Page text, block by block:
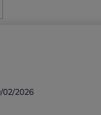
02/2026